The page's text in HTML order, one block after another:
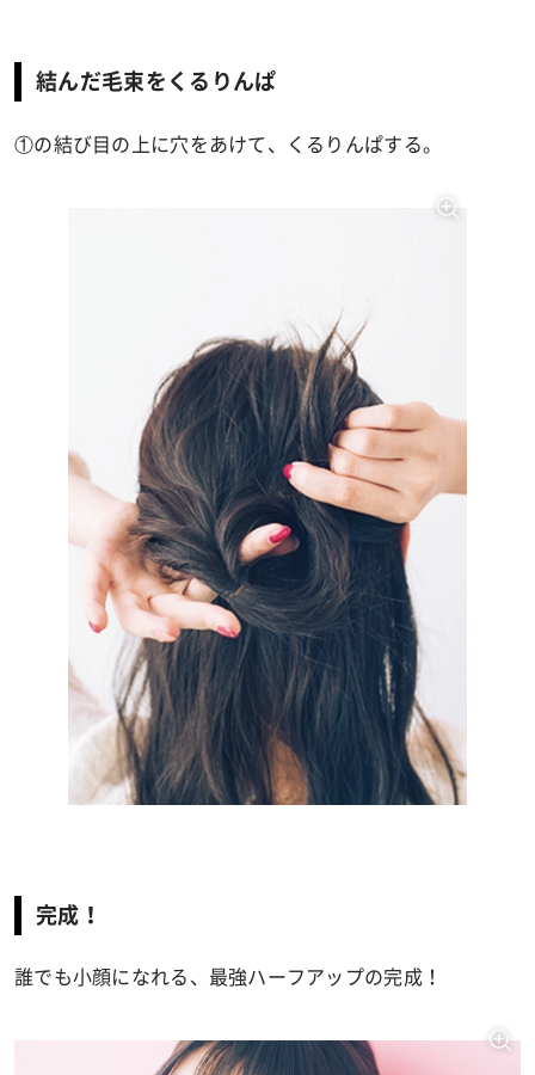
結んだ毛束をくるりんぱ
①の結び目の上に穴をあけて、くるりんぱする。
完成！
誰でも小顔になれる、最強ハーフアップの完成！